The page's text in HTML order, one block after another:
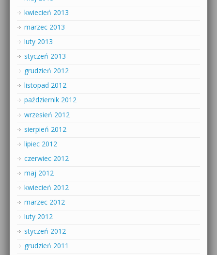
kwiecień 2013
marzec 2013
luty 2013
styczeń 2013
grudzień 2012
listopad 2012
październik 2012
wrzesień 2012
sierpień 2012
lipiec 2012
czerwiec 2012
maj 2012
kwiecień 2012
marzec 2012
luty 2012
styczeń 2012
grudzień 2011